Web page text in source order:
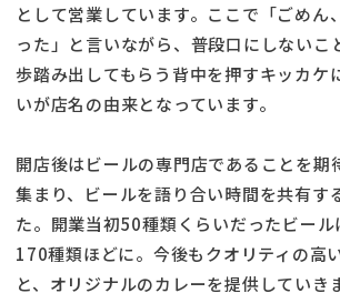
として営業しています。ここで「ごめん
った」と言いながら、普段口にしないこ
歩踏み出してもらう背中を押すキッカケ
いが店名の由来となっています。
開店後はビールの専門店であることを期
集まり、ビールを語り合い時間を共有す
た。開業当初50種類くらいだったビール
170種類ほどに。今後もクオリティの高
と、オリジナルのカレーを提供していき